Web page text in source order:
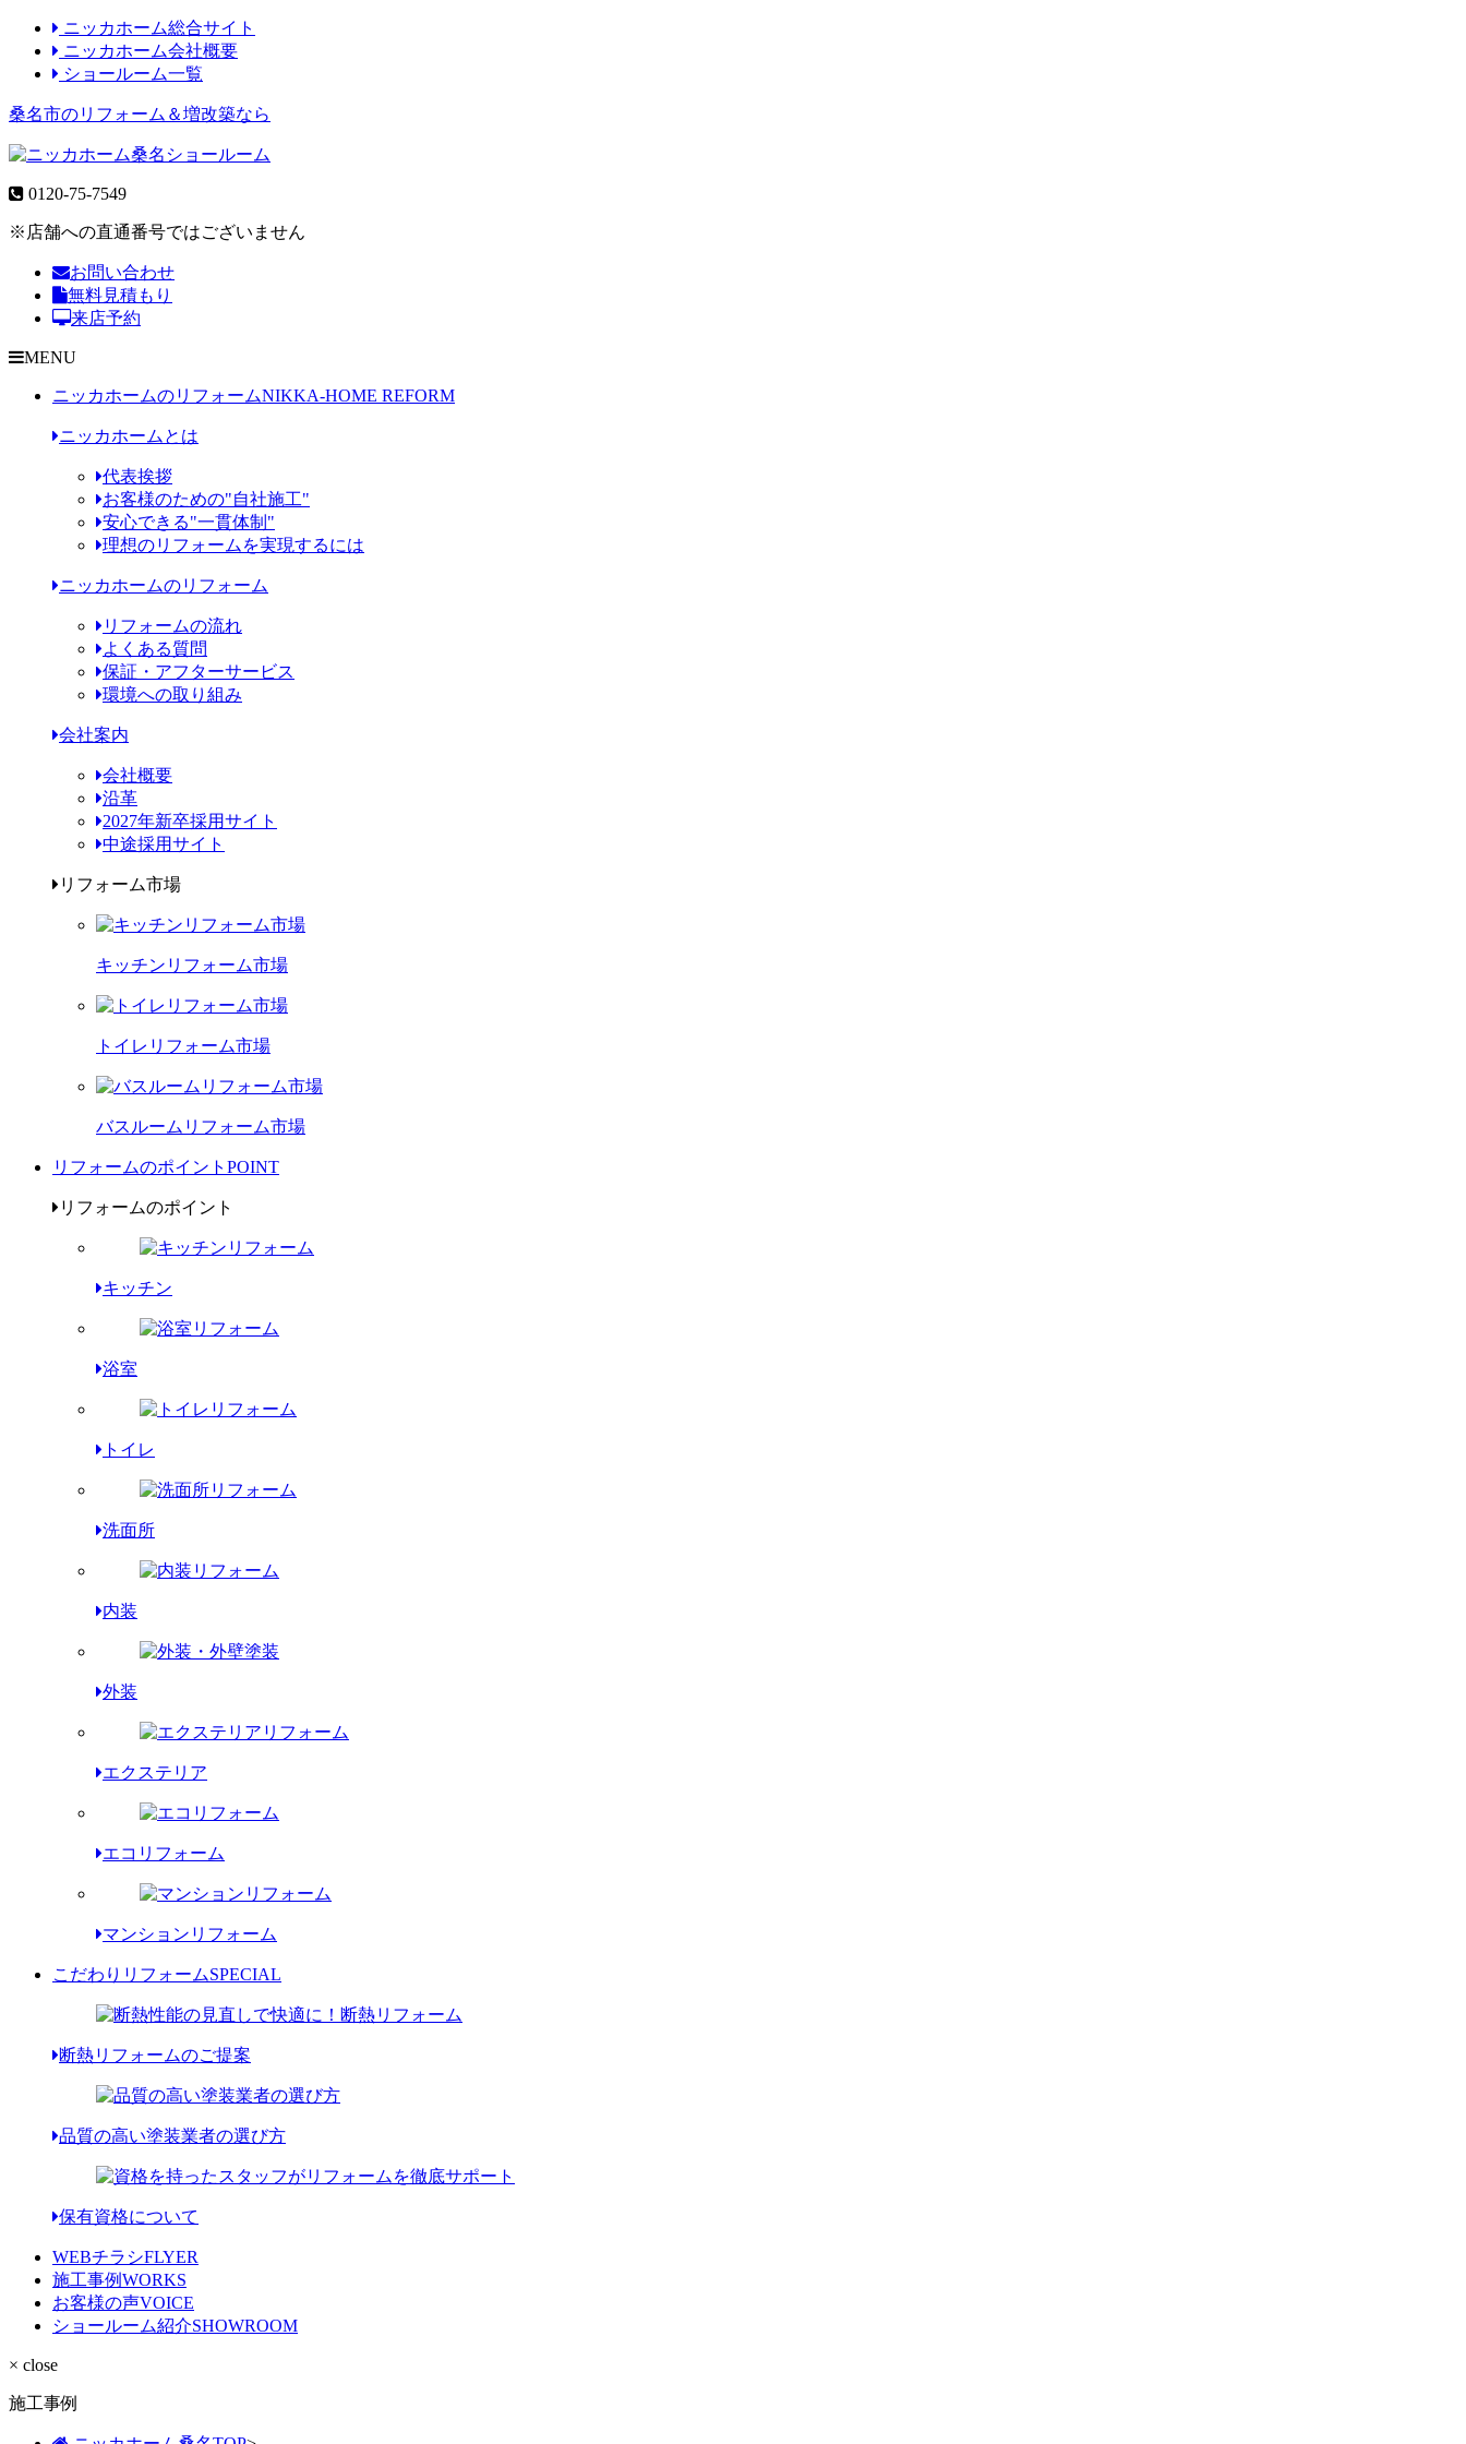
ニッカホーム総合サイト
ニッカホーム会社概要
ショールーム一覧
桑名市のリフォーム＆増改築なら
0120-75-7549
※店舗への直通番号ではございません
お問い合わせ
無料見積もり
来店予約
MENU
ニッカホームのリフォームNIKKA-HOME REFORM
ニッカホームとは
代表挨拶
お客様のための"自社施工"
安心できる"一貫体制"
理想のリフォームを実現するには
ニッカホームのリフォーム
リフォームの流れ
よくある質問
保証・アフターサービス
環境への取り組み
会社案内
会社概要
沿革
2027年新卒採用サイト
中途採用サイト
リフォーム市場
キッチンリフォーム市場
トイレリフォーム市場
バスルームリフォーム市場
リフォームのポイント POINT
リフォームのポイント
キッチン
浴室
トイレ
洗面所
内装
外装
エクステリア
エコリフォーム
マンションリフォーム
こだわりリフォームSPECIAL
断熱リフォームのご提案
品質の高い塗装業者の選び方
保有資格について
WEBチラシFLYER
施工事例WORKS
お客様の声VOICE
ショールーム紹介SHOWROOM
× close
施工事例